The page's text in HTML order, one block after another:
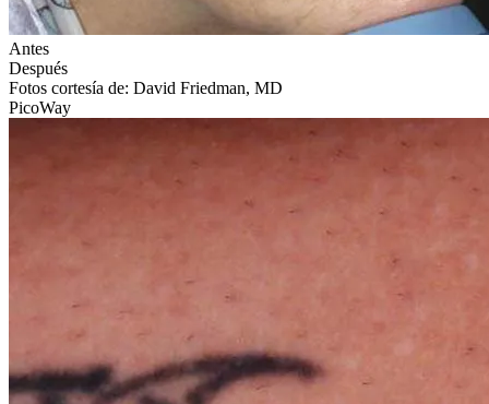
Antes
Después
Fotos cortesía de: David Friedman, MD
PicoWay